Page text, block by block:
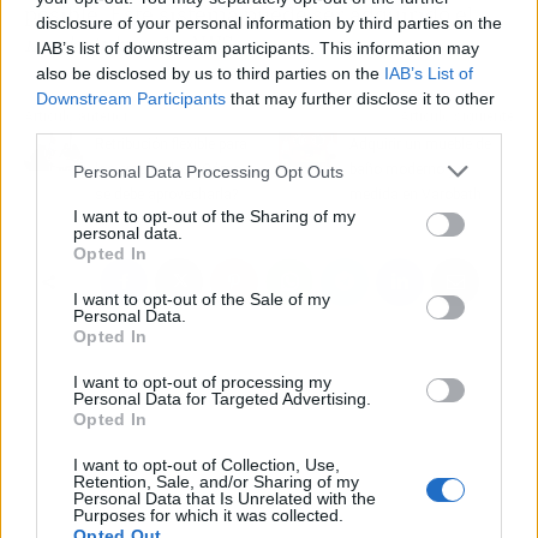
disclosure of your personal information by third parties on the
IAB’s list of downstream participants. This information may
also be disclosed by us to third parties on the IAB’s List of
Downstream Participants that may further disclose it to other
Personal Data Processing Opt Outs
I want to opt-out of the Sharing of my
personal data.
Opted In
I want to opt-out of the Sale of my
Personal Data.
Opted In
I want to opt-out of processing my
Personal Data for Targeted Advertising.
Opted In
I want to opt-out of Collection, Use,
Retention, Sale, and/or Sharing of my
Personal Data that Is Unrelated with the
Purposes for which it was collected.
posible. Este sistema puede ser adquirido el
marketplacede AWS.
los empleados ¿Cómo
baño moderno y a